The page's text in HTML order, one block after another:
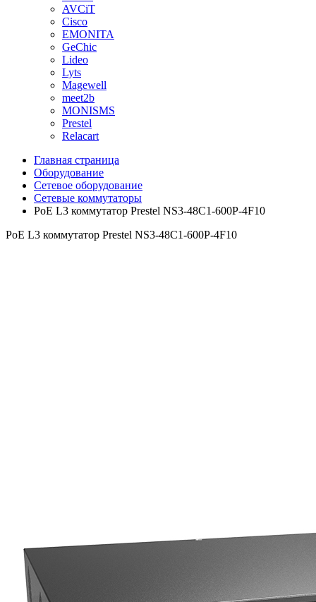
AVCiT
Cisco
EMONITA
GeChic
Lideo
Lyts
Magewell
meet2b
MONISMS
Prestel
Relacart
Главная страница
Оборудование
Сетевое оборудование
Сетевые коммутаторы
PoE L3 коммутатор Prestel NS3-48C1-600P-4F10
PoE L3 коммутатор Prestel NS3-48C1-600P-4F10